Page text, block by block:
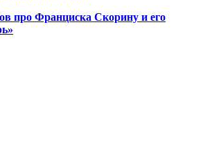
про Франциска Скорину и его